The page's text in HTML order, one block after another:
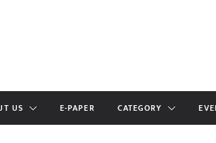
US E-PAPER CATEGORY